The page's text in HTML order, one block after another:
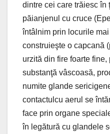
dintre cei care trăiesc în
păianjenul cu cruce
întâlnim prin locurile
construieşte o capcană
urzită din fire foarte
substanţă vâscoasă,
numite glande
contactulcu aerul se
face prin organe
în legătură cu glandele